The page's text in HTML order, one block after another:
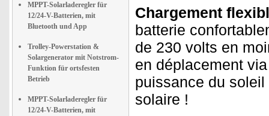
MPPT-Solarladeregler für
12/24-V-Batterien, mit
Bluetooth und App
Trolley-Powerstation &
Solargenerator mit Notstrom-
Funktion für ortsfesten
Betrieb
MPPT-Solarladeregler für
12/24-V-Batterien, mit
Chargement
batterie
de 230 volts en
en déplacement
puissance du
solaire !